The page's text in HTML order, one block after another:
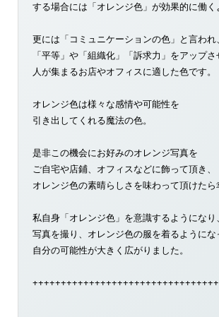
する場合には「オレンジ色」が効果的に働く
更には「コミュニケーションの色」と言われ、
「平等」や「組織化」「訴求力」をアップさ
人が集まるお店やオフィスに適した色です。
オレンジ色は様々な感情や可能性を
引き出してくれる魔法の色。
是非この機会にお好みのオレンジ写真を
ご自宅や店鋪、オフィスなどに飾って頂き、
オレンジ色の素晴らしさを味わって頂けたら
私自身「オレンジ色」を意識するようになり、
写真を撮り、オレンジ色の服を着るようにな
自分の可能性が大きく広がりました。